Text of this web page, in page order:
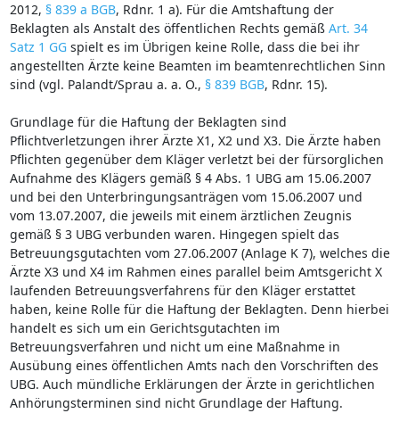
2012, § 839 a BGB, Rdnr. 1 a). Für die Amtshaftung der
Beklagten als Anstalt des öffentlichen Rechts gemäß Art. 34
Satz 1 GGspielt es im Übrigen keine Rolle, dass die bei ihr
angestellten Ärzte keine Beamten im beamtenrechtlichen Sinn
sind (vgl. Palandt/Sprau a. a. O., § 839 BGB, Rdnr. 15).
Grundlage für die Haftung der Beklagten sind
Pflichtverletzungen ihrer Ärzte X1, X2 und X3. Die Ärzte haben
Pflichten gegenüber dem Kläger verletzt bei der fürsorglichen
Aufnahme des Klägers gemäß § 4 Abs. 1 UBG am 15.06.2007
und bei den Unterbringungsanträgen vom 15.06.2007 und
vom 13.07.2007, die jeweils mit einem ärztlichen Zeugnis
gemäß § 3 UBG verbunden waren. Hingegen spielt das
Betreuungsgutachten vom 27.06.2007 (Anlage K 7), welches die
Ärzte X3 und X4 im Rahmen eines parallel beim Amtsgericht X
laufenden Betreuungsverfahrens für den Kläger erstattet
haben, keine Rolle für die Haftung der Beklagten. Denn hierbei
handelt es sich um ein Gerichtsgutachten im
Betreuungsverfahren und nicht um eine Maßnahme in
Ausübung eines öffentlichen Amts nach den Vorschriften des
UBG. Auch mündliche Erklärungen der Ärzte in gerichtlichen
Anhörungsterminen sind nicht Grundlage der Haftung.